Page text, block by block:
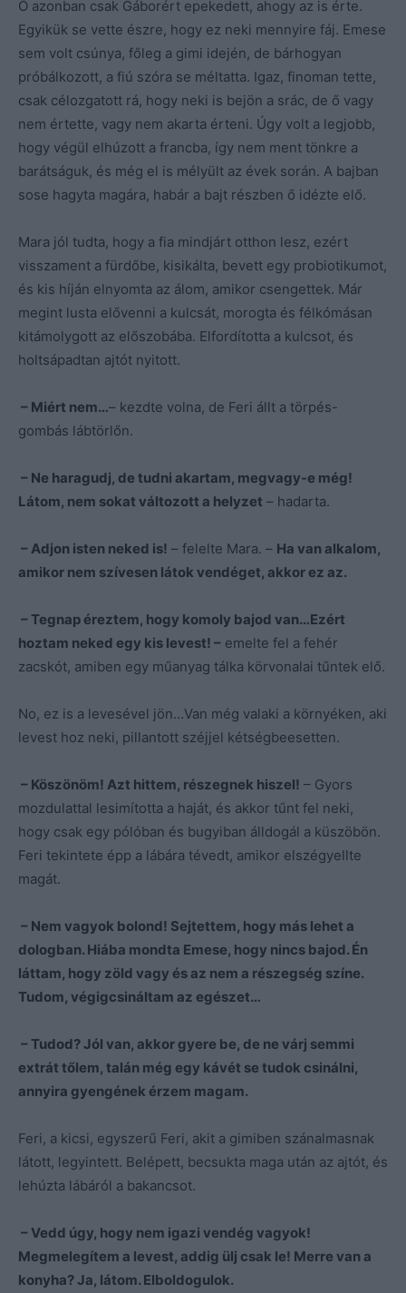
Ő azonban csak Gáborért epekedett, ahogy az is érte.
Egyikük se vette észre, hogy ez neki mennyire fáj. Emese
sem volt csúnya, főleg a gimi idején, de bárhogyan
próbálkozott, a fiú szóra se méltatta. Igaz, finoman tette,
csak célozgatott rá, hogy neki is bejön a srác, de ő vagy
nem értette, vagy nem akarta érteni. Úgy volt a legjobb,
hogy végül elhúzott a francba, így nem ment tönkre a
barátságuk, és még el is mélyült az évek során. A bajban
sose hagyta magára, habár a bajt részben ő idézte elő.
Mara jól tudta, hogy a fia mindjárt otthon lesz, ezért
visszament a fürdőbe, kisikálta, bevett egy probiotikumot,
és kis híján elnyomta az álom, amikor csengettek. Már
megint lusta elővenni a kulcsát, morogta és félkómásan
kitámolygott az előszobába. Elfordította a kulcsot, és
holtsápadtan ajtót nyitott.
– Miért nem…– kezdte volna, de Feri állt a törpés-
gombás lábtörlőn.
– Ne haragudj, de tudni akartam, megvagy-e még!
Látom, nem sokat változott a helyzet – hadarta.
– Adjon isten neked is! – felelte Mara. – Ha van alkalom,
amikor nem szívesen látok vendéget, akkor ez az.
– Tegnap éreztem, hogy komoly bajod van…Ezért
hoztam neked egy kis levest! – emelte fel a fehér
zacskót, amiben egy műanyag tálka körvonalai tűntek elő.
No, ez is a levesével jön…Van még valaki a környéken, aki
levest hoz neki, pillantott széjjel kétségbeesetten.
– Köszönöm! Azt hittem, részegnek hiszel! – Gyors
mozdulattal lesimította a haját, és akkor tűnt fel neki,
hogy csak egy pólóban és bugyiban álldogál a küszöbön.
Feri tekintete épp a lábára tévedt, amikor elszégyellte
magát.
– Nem vagyok bolond! Sejtettem, hogy más lehet a
dologban. Hiába mondta Emese, hogy nincs bajod. Én
láttam, hogy zöld vagy és az nem a részegség színe.
Tudom, végigcsináltam az egészet…
– Tudod? Jól van, akkor gyere be, de ne várj semmi
extrát tőlem, talán még egy kávét se tudok csinálni,
annyira gyengének érzem magam.
Feri, a kicsi, egyszerű Feri, akit a gimiben szánalmasnak
látott, legyintett. Belépett, becsukta maga után az ajtót, és
lehúzta lábáról a bakancsot.
– Vedd úgy, hogy nem igazi vendég vagyok!
Megmelegítem a levest, addig ülj csak le! Merre van a
konyha? Ja, látom. Elboldogulok.